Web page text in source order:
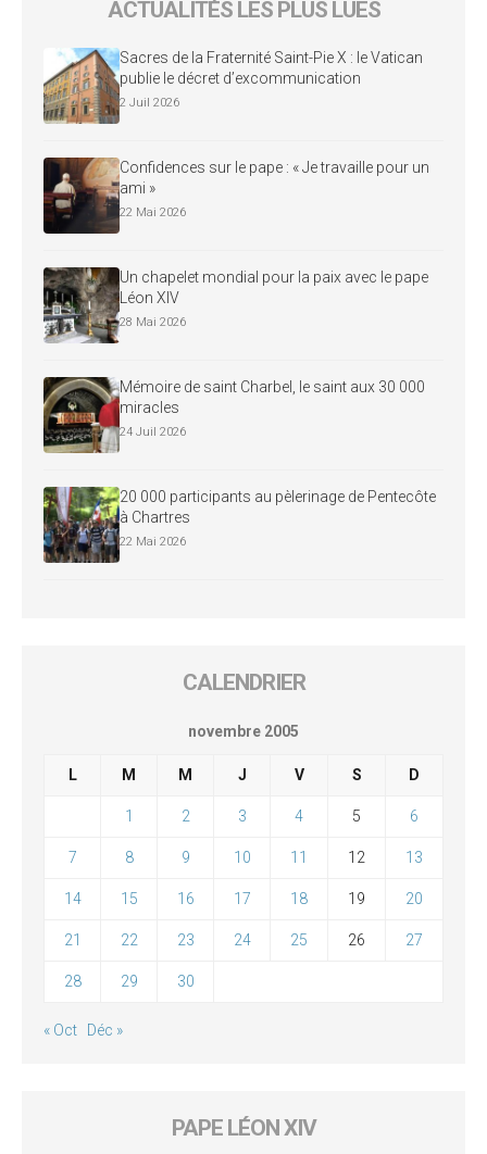
ACTUALITÉS LES PLUS LUES
Sacres de la Fraternité Saint-Pie X : le Vatican
publie le décret d’excommunication
2 Juil 2026
Confidences sur le pape : « Je travaille pour un
ami »
22 Mai 2026
Un chapelet mondial pour la paix avec le pape
Léon XIV
28 Mai 2026
Mémoire de saint Charbel, le saint aux 30 000
miracles
24 Juil 2026
20 000 participants au pèlerinage de Pentecôte
à Chartres
22 Mai 2026
CALENDRIER
novembre 2005
L M M J V S D
1 2 3 4 5 6
7 8 9 10 11 12 13
14 15 16 17 18 19 20
21 22 23 24 25 26 27
28 29 30
« Oct Déc »
PAPE LÉON XIV